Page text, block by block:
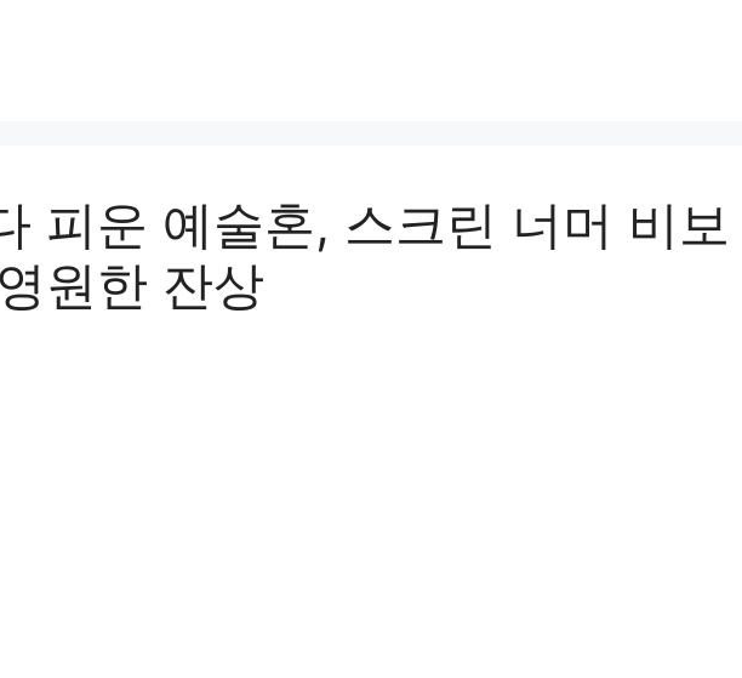
피운 예술혼, 스크린 너머 비보
원한 잔상